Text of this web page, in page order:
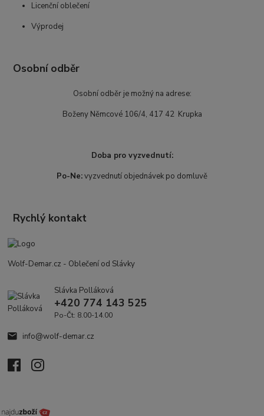
Licenční oblečení
Výprodej
Osobní odběr
Osobní odběr je možný na adrese:
Boženy Němcové 106/4, 417 42 Krupka
Doba pro vyzvednutí:
Po-Ne:vyzvednutí objednávek po domluvě
Rychlý kontakt
Wolf-Demar.cz - Oblečení od Slávky
Slávka Polláková
+420 774 143 525
Po-Čt: 8.00-14.00
info@wolf-demar.cz